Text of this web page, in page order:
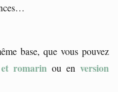
base, que vous pouvez
romarin ou enversion